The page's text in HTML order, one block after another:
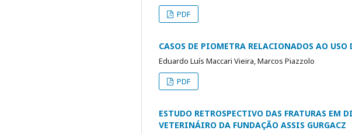
PDF
CASOS DE PIOMETRA RELACIONADOS AO
Eduardo Luís Maccari Vieira, Marcos Piazzolo
PDF
ESTUDO RETROSPECTIVO DAS FRATURAS EM
VETERINÁIRO DA FUNDAÇÃO ASSIS GURGACZ